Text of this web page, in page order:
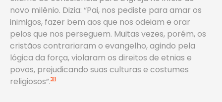
novo milênio. Dizia: “Pai, nos pediste para amar os
inimigos, fazer bem aos que nos odeiam e orar
pelos que nos perseguem. Muitas vezes, porém, os
cristãos contrariaram o evangelho, agindo pela
lógica da força, violaram os direitos de etnias e
povos, prejudicando suas culturas e costumes
religiosos”.31